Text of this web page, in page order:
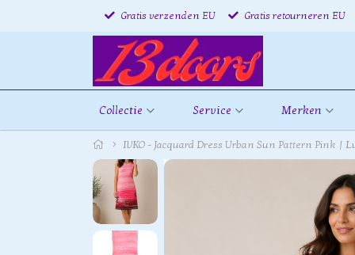
Gratis verzenden EU Gratis retourneren EU
Collectie Service Merken
IVKO - Jacquard Dress Urban Sun Pattern Pink |